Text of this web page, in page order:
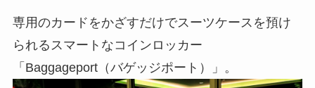
専用のカードをかざすだけでスーツケースを預け
られるスマートなコインロッカー
「Baggageport（バゲッジポート）」。